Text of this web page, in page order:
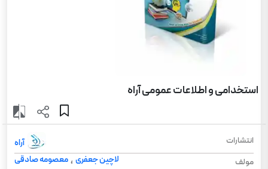
استخدامی و اطلاعات عمومی آراه
انتشارات
آراه
مولف
لاچین جعفری ،معصومه صادقی